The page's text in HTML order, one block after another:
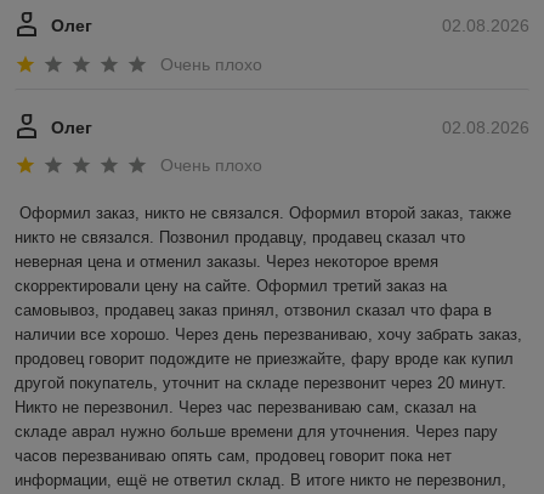
02.08.2026
Олег
Очень плохо
02.08.2026
Олег
Очень плохо
Оформил заказ, никто не связался. Оформил второй заказ, также
никто не связался. Позвонил продавцу, продавец сказал что
неверная цена и отменил заказы. Через некоторое время
скорректировали цену на сайте. Оформил третий заказ на
самовывоз, продавец заказ принял, отзвонил сказал что фара в
наличии все хорошо. Через день перезваниваю, хочу забрать заказ,
продовец говорит подождите не приезжайте, фару вроде как купил
другой покупатель, уточнит на складе перезвонит через 20 минут.
Никто не перезвонил. Через час перезваниваю сам, сказал на
складе аврал нужно больше времени для уточнения. Через пару
часов перезваниваю опять сам, продовец говорит пока нет
информации, ещё не ответил склад. В итоге никто не перезвонил,